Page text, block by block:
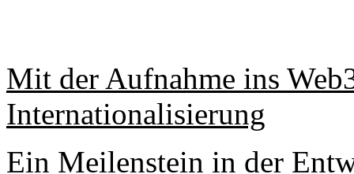
Mit der Aufnahme ins
Internationalisierung
Ein Meilenstein in der